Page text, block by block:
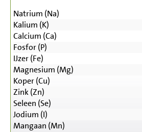
Natrium (Na)
Kalium (K)
Calcium (Ca)
Fosfor (P)
IJzer (Fe)
Magnesium (Mg)
Koper (Cu)
Zink (Zn)
Seleen (Se)
Jodium (I)
Mangaan (Mn)